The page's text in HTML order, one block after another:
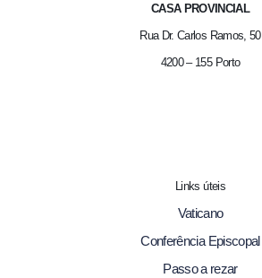
CASA PROVINCIAL
Rua Dr. Carlos Ramos, 50
4200 – 155 Porto
Links úteis
Vaticano
Conferência Episcopal
Passo a rezar